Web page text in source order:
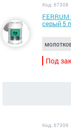
Код: 67308
серый 5 л
Под
Код: 67309